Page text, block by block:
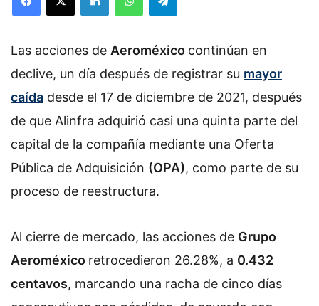
Las acciones de Aeroméxico continúan en
declive, un día después de registrar su mayor
caída desde el 17 de diciembre de 2021, después
de que Alinfra adquirió casi una quinta parte del
capital de la compañía mediante una Oferta
Pública de Adquisición (OPA), como parte de su
proceso de reestructura.
Al cierre de mercado, las acciones de Grupo
Aeroméxico retrocedieron 26.28%, a 0.432
centavos, marcando una racha de cinco días